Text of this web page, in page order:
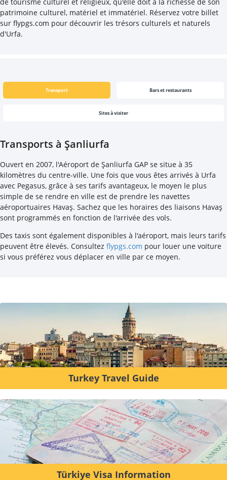
de tourisme culturel et religieux, qu'elle doit à la richesse de son
patrimoine culturel, matériel et immatériel. Réservez votre billet
sur flypgs.com pour découvrir les trésors culturels et naturels
d'Urfa.
Transport Bars et restaurants
Sites à visiter
Transports à Şanliurfa
Ouvert en 2007, l'Aéroport de Şanliurfa GAP se situe à 35
kilomètres du centre-ville. Une fois que vous êtes arrivés à Urfa
avec Pegasus, grâce à ses tarifs avantageux, le moyen le plus
simple de se rendre en ville est de prendre les navettes
aéroportuaires Havaş. Sachez que les horaires des liaisons Havaş
sont programmés en fonction de l'arrivée des vols.
Des taxis sont également disponibles à l'aéroport, mais leurs tarifs
peuvent être élevés. Consultez flypgs.com pour louer une voiture
si vous préférez vous déplacer en ville par ce moyen.
Turkey Travel Guide
Türkiye Visa Information